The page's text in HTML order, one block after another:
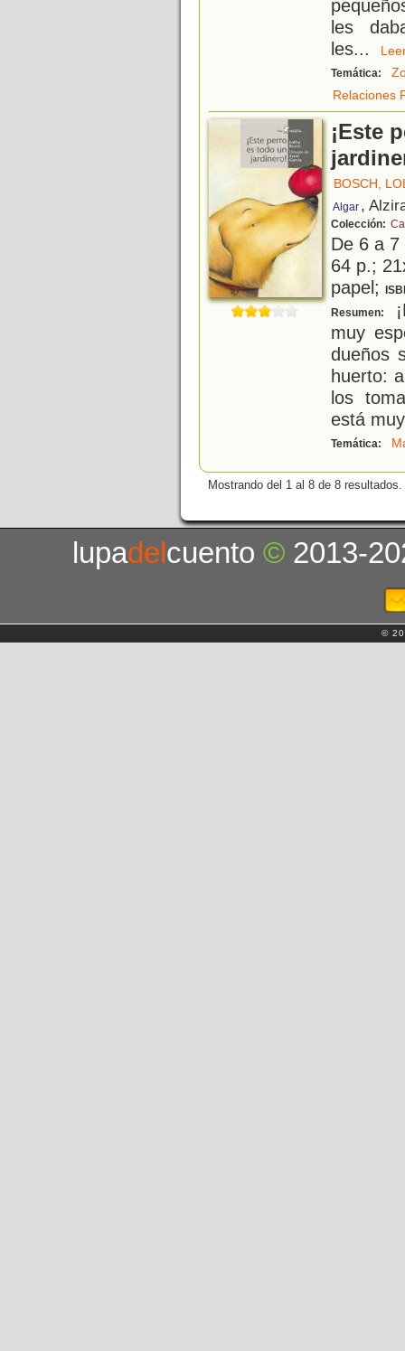
les
les...
Temática:
Relaciones
¡Este
BOSCH,
Algar ,
Colección:
De 6 a
64 p.;
papel;
Resumen:
muy
dueños
huerto:
los
está
Temática:
Mostrando del 1 al 8 de 8 resultados.
lupadelcuento© 2013-
©